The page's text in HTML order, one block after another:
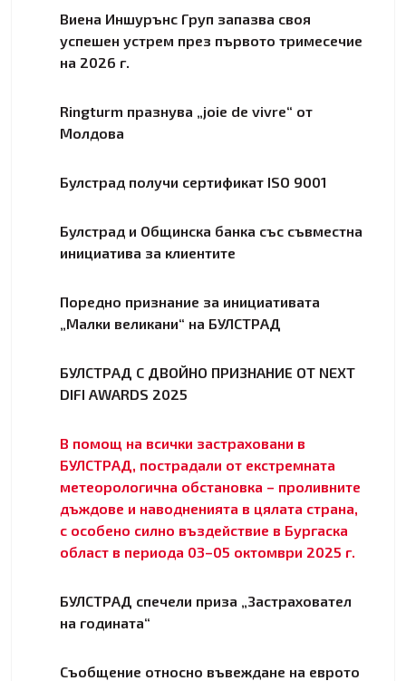
Виена Иншурънс Груп запазва своя
успешен устрем през първото тримесечие
на 2026 г.
Ringturm празнува „joie de vivre“ от
Молдова
Булстрад получи сертификат ISO 9001
Булстрад и Общинска банка със съвместна
инициатива за клиентите
Поредно признание за инициативата
„Малки великани“ на БУЛСТРАД
БУЛСТРАД С ДВОЙНО ПРИЗНАНИЕ ОТ NEXT
DIFI AWARDS 2025
В помощ на всички застраховани в
БУЛСТРАД, пострадали от екстремната
метеорологична обстановка – проливните
дъждове и наводненията в цялата страна,
с особено силно въздействие в Бургаска
област в периода 03–05 октомври 2025 г.
БУЛСТРАД спечели приза „Застраховател
на годината“
Съобщение относно въвеждане на еврото